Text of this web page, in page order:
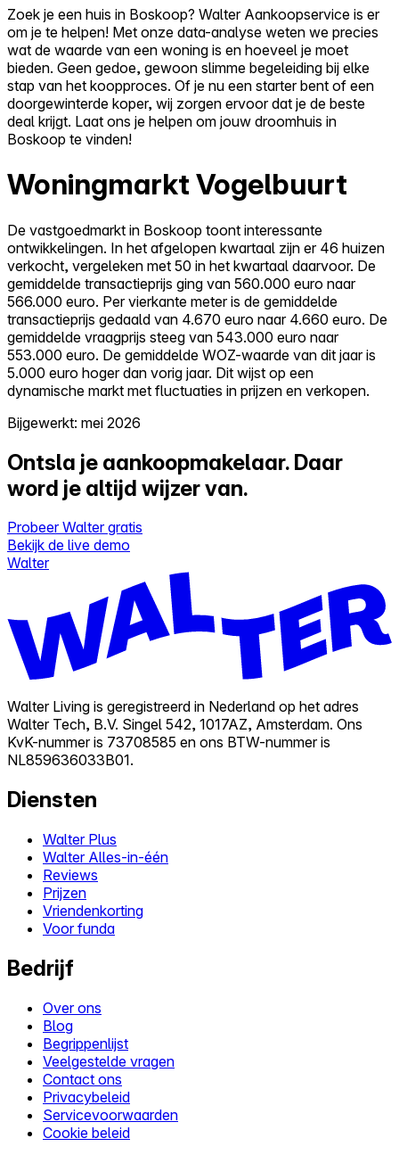
Zoek je een huis in Boskoop? Walter Aankoopservice is er
om je te helpen! Met onze data-analyse weten we precies
wat de waarde van een woning is en hoeveel je moet
bieden. Geen gedoe, gewoon slimme begeleiding bij elke
stap van het koopproces. Of je nu een starter bent of een
doorgewinterde koper, wij zorgen ervoor dat je de beste
deal krijgt. Laat ons je helpen om jouw droomhuis in
Boskoop te vinden!
Woningmarkt Vogelbuurt
De vastgoedmarkt in Boskoop toont interessante
ontwikkelingen. In het afgelopen kwartaal zijn er 46 huizen
verkocht, vergeleken met 50 in het kwartaal daarvoor. De
gemiddelde transactieprijs ging van 560.000 euro naar
566.000 euro. Per vierkante meter is de gemiddelde
transactieprijs gedaald van 4.670 euro naar 4.660 euro. De
gemiddelde vraagprijs steeg van 543.000 euro naar
553.000 euro. De gemiddelde WOZ-waarde van dit jaar is
5.000 euro hoger dan vorig jaar. Dit wijst op een
dynamische markt met fluctuaties in prijzen en verkopen.
Bijgewerkt: mei 2026
Ontsla je aankoopmakelaar. Daar
word je altijd wijzer van.
Probeer Walter gratis
Bekijk de live demo
Walter
Walter Living is geregistreerd in Nederland op het adres
Walter Tech, B.V. Singel 542, 1017AZ, Amsterdam. Ons
KvK-nummer is 73708585 en ons BTW-nummer is
NL859636033B01.
Diensten
Walter Plus
Walter Alles-in-één
Reviews
Prijzen
Vriendenkorting
Voor funda
Bedrijf
Over ons
Blog
Begrippenlijst
Veelgestelde vragen
Contact ons
Privacybeleid
Servicevoorwaarden
Cookie beleid